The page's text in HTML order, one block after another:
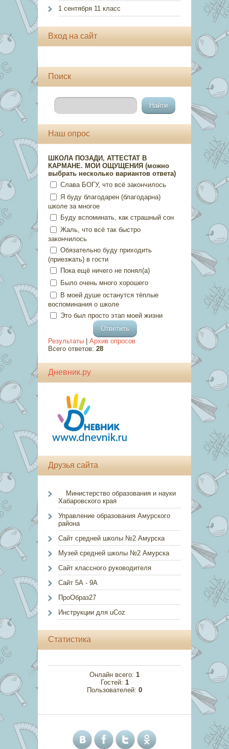
1 сентября 11 класс
Вход на сайт
Поиск
Наш опрос
ШКОЛА ПОЗАДИ, АТТЕСТАТ В
КАРМАНЕ. МОИ ОЩУЩЕНИЯ (можно
выбрать несколько вариантов ответа)
Слава БОГУ, что всё закончилось
Я буду благодарен (благодарна)
школе за многое
Буду вспоминать, как страшный сон
Жаль, что всё так быстро
закончилось
Обязательно буду приходить
(приезжать) в гости
Пока ещё ничего не понял(а)
Было очень много хорошего
В моей душе останутся тёплые
воспоминания о школе
Это был просто этап моей жизни
Результаты
Архив опросов
Всего ответов: 28
Дневник.ру
Друзья сайта
Министерство образования и науки
Хабаровского края
Управление образования Амурского
района
Сайт средней школы №2 Амурска
Музей средней школы №2 Амурска
Сайт классного руководителя
Сайт 5А - 9А
ПроОбраз27
Инструкции для uCoz
Статистика
Онлайн всего: 1
Гостей: 1
Пользователей: 0